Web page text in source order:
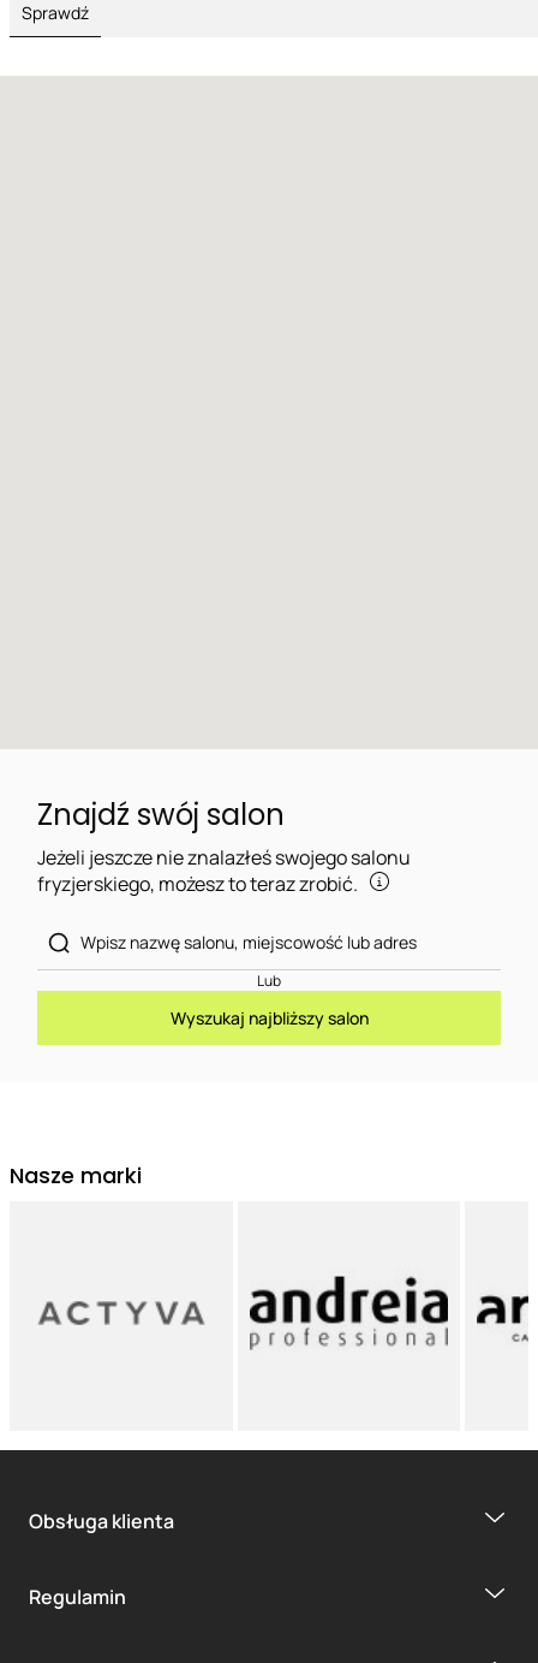
Sprawdź
Znajdź swój salon
Jeżeli jeszcze nie znalazłeś swojego salonu
fryzjerskiego, możesz to teraz zrobić.
Lub
Wyszukaj najbliższy salon
Nasze marki
Obsługa klienta
Regulamin